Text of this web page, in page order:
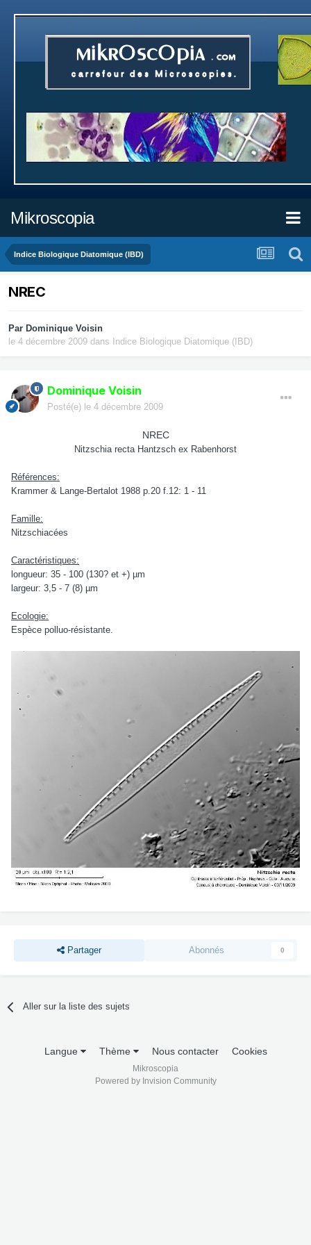
Mikroscopia
Indice Biologique Diatomique (IBD)
NREC
Par Dominique Voisin
le 4 décembre 2009 dans Indice Biologique Diatomique (IBD)
Dominique Voisin
Posté(e) le 4 décembre 2009
NREC
Nitzschia recta Hantzsch ex Rabenhorst
Références:
Krammer & Lange-Bertalot 1988 p.20 f.12: 1 - 11
Famille:
Nitzschiacées
Caractéristiques:
longueur: 35 - 100 (130? et +) µm
largeur: 3,5 - 7 (8) µm
Ecologie:
Espèce polluo-résistante.
Partager Abonnés 0
Aller sur la liste des sujets
Langue Thème Nous contacter Cookies
Mikroscopia
Powered by Invision Community